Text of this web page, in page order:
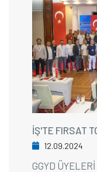
İŞ'TE FIRSAT
12.09.2024
GGYD